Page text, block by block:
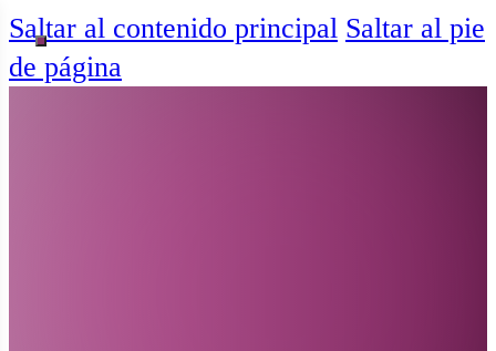
Saltar al contenido principal Saltar al pie
de página